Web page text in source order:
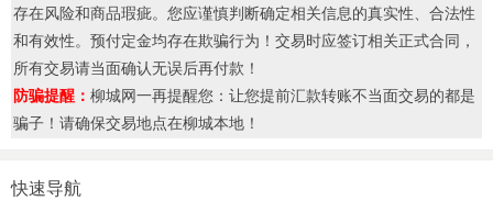
存在风险和商品瑕疵。您应谨慎判断确定相关信息的真实性、合法性
和有效性。预付定金均存在欺骗行为！交易时应签订相关正式合同，
所有交易请当面确认无误后再付款！
防骗提醒： 柳城网一再提醒您：让您提前汇款转账不当面交易的都是
骗子！请确保交易地点在柳城本地！
快速导航